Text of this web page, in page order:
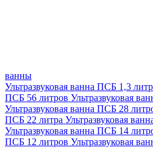
ванны
Ультразвуковая ванна ПСБ 1,3
ПСБ 56 литров Ультразвуковая
Ультразвуковая ванна ПСБ 28
ПСБ 22 литра Ультразвуковая
Ультразвуковая ванна ПСБ 14
ПСБ 12 литров Ультразвуковая